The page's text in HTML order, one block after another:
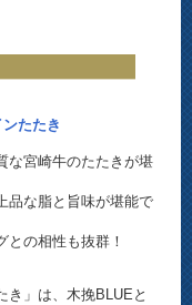
たたき
な宮崎牛のたたきが堪
品な脂と旨味が堪能で
との相性も抜群！
き」は、木挽BLUEと